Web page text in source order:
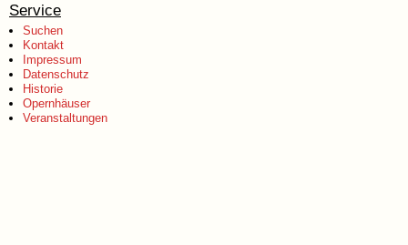
Service
Suchen
Kontakt
Impressum
Datenschutz
Historie
Opernhäuser
Veranstaltungen